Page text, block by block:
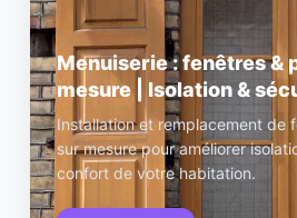
Menuiserie : fenêtres &
mesure | Isolation &
Installation et remplacement de
sur mesure pour améliorer
confort de votre habitation.